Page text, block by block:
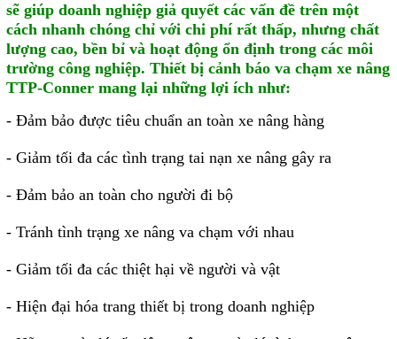
sẽ giúp doanh nghiệp giả quyết các vấn đề trên một
cách nhanh chóng chỉ với chi phí rất thấp, nhưng chất
lượng cao, bền bỉ và hoạt động ổn định trong các môi
trường công nghiệp. Thiết bị cảnh báo va chạm xe nâng
TTP-Conner mang lại những lợi ích như:
- Đảm bảo được tiêu chuẩn an toàn xe nâng hàng
- Giảm tối đa các tình trạng tai nạn xe nâng gây ra
- Đảm bảo an toàn cho người đi bộ
- Tránh tình trạng xe nâng va chạm với nhau
- Giảm tối đa các thiệt hại về người và vật
- Hiện đại hóa trang thiết bị trong doanh nghiệp
Đồng hồ thời gian thực
Máy dò kim loại
Màn hình cảm ứng HMI
Motor Servo / Driver Servo
Cáp lập trình PLC - HMI -
Servo